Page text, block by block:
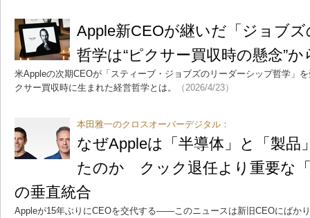
Apple新CEOが継いだ「ジョブ
哲学は“ピクサー買収時の懸念”
米Appleの次期CEOが「スティーブ・ジョブズのリーダーシップ哲学」
クサー買収時に生まれた経営哲学とは。
（2026/4/23）
本田雅一のクロスオーバーデジタル：
なぜAppleは「半導体」と「製品
たのか クック退任より重要な
の垂直統合
Appleが15年ぶりにCEOを交代する――このニュースは新旧CEOにばか